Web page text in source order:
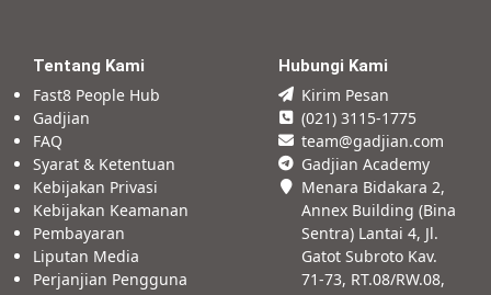
Tentang Kami
Fast8 People Hub
Gadjian
FAQ
Syarat & Ketentuan
Kebijakan Privasi
Kebijakan Keamanan
Pembayaran
Liputan Media
Perjanjian Pengguna
Hubungi Kami
Kirim Pesan
(021) 3115-1775
team@gadjian.com
Gadjian Academy
Menara Bidakara 2,
Annex Building (Bina
Sentra) Lantai 4, Jl.
Gatot Subroto Kav.
71-73, RT.08/RW.08,